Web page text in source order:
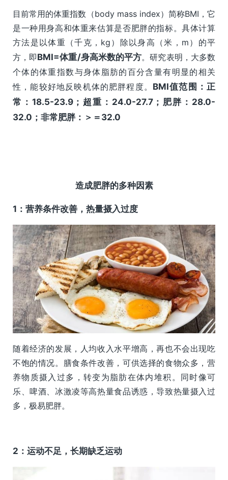
目前常用的体重指数（body mass index）简称BMI，它
是一种用身高和体重来估算是否肥胖的指标。具体计算
方法是以体重（千克，kg）除以身高（米，m）的平
方，即BMI=体重/身高米数的平方。研究表明，大多数
个体的体重指数与身体脂肪的百分含量有明显的相关
性，能较好地反映机体的肥胖程度。 BMI值范围：正
常：18.5-23.9；超重：24.0-27.7；肥胖：28.0-
32.0；非常肥胖：＞＝32.0
造成肥胖的多种因素
1：营养条件改善，热量摄入过度
随着经济的发展，人均收入水平增高，再也不会出现吃
不饱的情况。膳食条件改善，可供选择的食物众多，营
养物质摄入过多，转变为脂肪在体内堆积。同时像可
乐、啤酒、冰激凌等高热量食品诱惑，导致热量摄入过
多，极易肥胖。
2：运动不足，长期缺乏运动